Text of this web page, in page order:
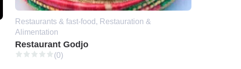
Restaurants & fast-food, Restauration &
Alimentation
Restaurant Godjo
(0)